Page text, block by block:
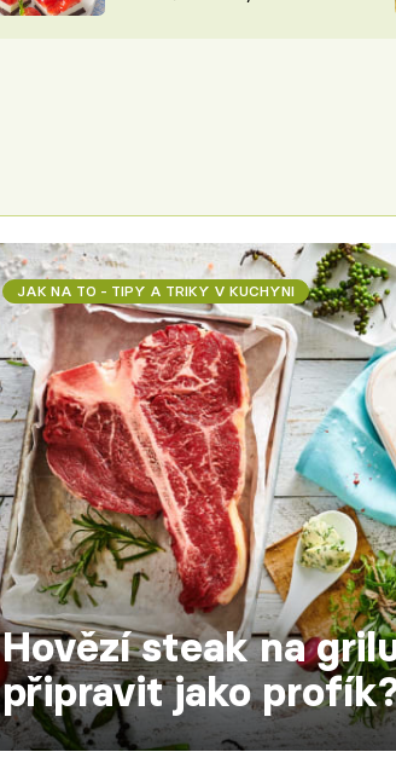
JAK NA TO - TIPY A TRIKY V KUCHYNI
Hovězí steak na
připravit jako